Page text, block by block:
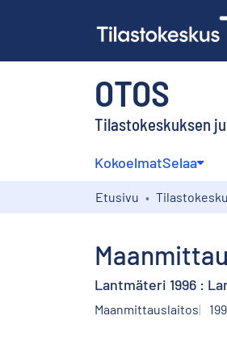
OTOS
Tilastokeskuksen
KokoelmatSelaa
Etusivu
Lantmäteri 1996 :
Maanmittauslaitos